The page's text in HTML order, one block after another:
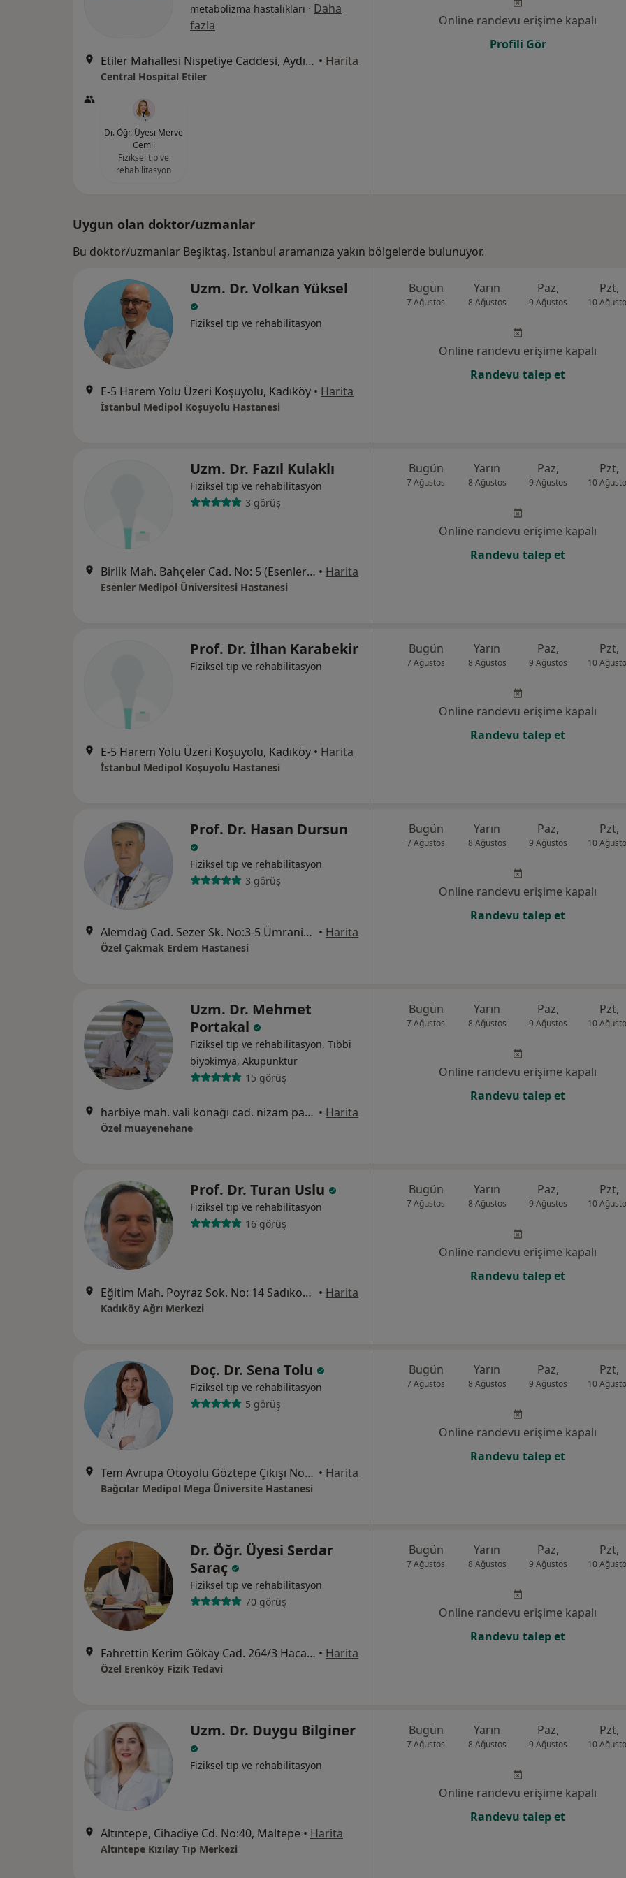
metabolizma hastalıkları · Daha
fazla
Etiler Mahallesi Nispetiye Caddesi, Aydın Sokağı No:1, Beşiktaş • Harita
Central Hospital Etiler
Dr. Öğr. Üyesi Merve
Cemil
Fiziksel tıp ve
rehabilitasyon
Online randevu erişime kapalı
Profili Gör
Uygun olan doktor/uzmanlar
Bu doktor/uzmanlar Beşiktaş, Istanbul aramanıza yakın bölgelerde bulunuyor.
Uzm. Dr. Volkan Yüksel
Fiziksel tıp ve rehabilitasyon
E-5 Harem Yolu Üzeri Koşuyolu, Kadıköy • Harita
İstanbul Medipol Koşuyolu Hastanesi
Bugün
7 Ağustos
Yarın
8 Ağustos
Paz,
9 Ağustos
Pzt,
10
Online randevu erişime kapalı
Randevu talep et
Uzm. Dr. Fazıl Kulaklı
Fiziksel tıp ve rehabilitasyon
3 görüş
Birlik Mah. Bahçeler Cad. No: 5 (Esenler Kültür Merkezi Karşısı), Esenler • Harita
Esenler Medipol Üniversitesi Hastanesi
Bugün
7 Ağustos
Yarın
8 Ağustos
Paz,
9 Ağustos
Pzt,
10
Online randevu erişime kapalı
Randevu talep et
Prof. Dr. İlhan Karabekir
Fiziksel tıp ve rehabilitasyon
E-5 Harem Yolu Üzeri Koşuyolu, Kadıköy • Harita
İstanbul Medipol Koşuyolu Hastanesi
Bugün
7 Ağustos
Yarın
8 Ağustos
Paz,
9 Ağustos
Pzt,
10
Online randevu erişime kapalı
Randevu talep et
Prof. Dr. Hasan Dursun
Fiziksel tıp ve rehabilitasyon
3 görüş
Alemdağ Cad. Sezer Sk. No:3-5 Ümraniye - İstanbul, Ümraniye • Harita
Özel Çakmak Erdem Hastanesi
Bugün
7 Ağustos
Yarın
8 Ağustos
Paz,
9 Ağustos
Pzt,
10
Online randevu erişime kapalı
Randevu talep et
Uzm. Dr. Mehmet
Portakal
Fiziksel tıp ve rehabilitasyon, Tıbbi
biyokimya, Akupunktur
15 görüş
harbiye mah. vali konağı cad. nizam palas ap. no:30/3 kat/3, İstanbul • Harita
Özel muayenehane
Bugün
7 Ağustos
Yarın
8 Ağustos
Paz,
9 Ağustos
Pzt,
10
Online randevu erişime kapalı
Randevu talep et
Prof. Dr. Turan Uslu
Fiziksel tıp ve rehabilitasyon
16 görüş
Eğitim Mah. Poyraz Sok. No: 14 Sadıkoğlu 4 İş Merkezi D:Kat: 3/39, Hasanpaşa, Kadıköy/İstanbul, İstanbul • Harita
Kadıköy Ağrı Merkezi
Bugün
7 Ağustos
Yarın
8 Ağustos
Paz,
9 Ağustos
Pzt,
10
Online randevu erişime kapalı
Randevu talep et
Doç. Dr. Sena Tolu
Fiziksel tıp ve rehabilitasyon
5 görüş
Tem Avrupa Otoyolu Göztepe Çıkışı No: 1Bağcılar, İstanbul • Harita
Bağcılar Medipol Mega Üniversite Hastanesi
Bugün
7 Ağustos
Yarın
8 Ağustos
Paz,
9 Ağustos
Pzt,
10
Online randevu erişime kapalı
Randevu talep et
Dr. Öğr. Üyesi Serdar
Saraç
Fiziksel tıp ve rehabilitasyon
70 görüş
Fahrettin Kerim Gökay Cad. 264/3 Hacaloğlu Apt. Göztepe, Kadıköy • Harita
Özel Erenköy Fizik Tedavi
Bugün
7 Ağustos
Yarın
8 Ağustos
Paz,
9 Ağustos
Pzt,
10
Online randevu erişime kapalı
Randevu talep et
Uzm. Dr. Duygu Bilginer
Fiziksel tıp ve rehabilitasyon
Altıntepe, Cihadiye Cd. No:40, Maltepe • Harita
Altıntepe Kızılay Tıp Merkezi
Bugün
7 Ağustos
Yarın
8 Ağustos
Paz,
9 Ağustos
Pzt,
10
Online randevu erişime kapalı
Randevu talep et